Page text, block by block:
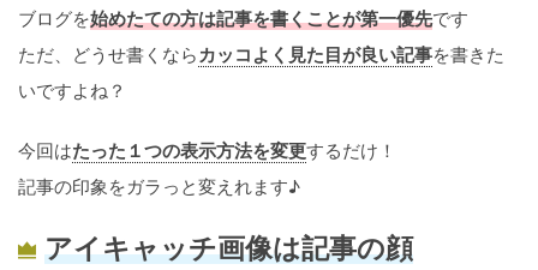
ブログを始めたての方は記事を書くことが第一優先です
ただ、どうせ書くならカッコよく見た目が良い記事を書きた
いですよね？
今回はたった１つの表示方法を変更するだけ！
記事の印象をガラっと変えれます♪
アイキャッチ画像は記事の顔